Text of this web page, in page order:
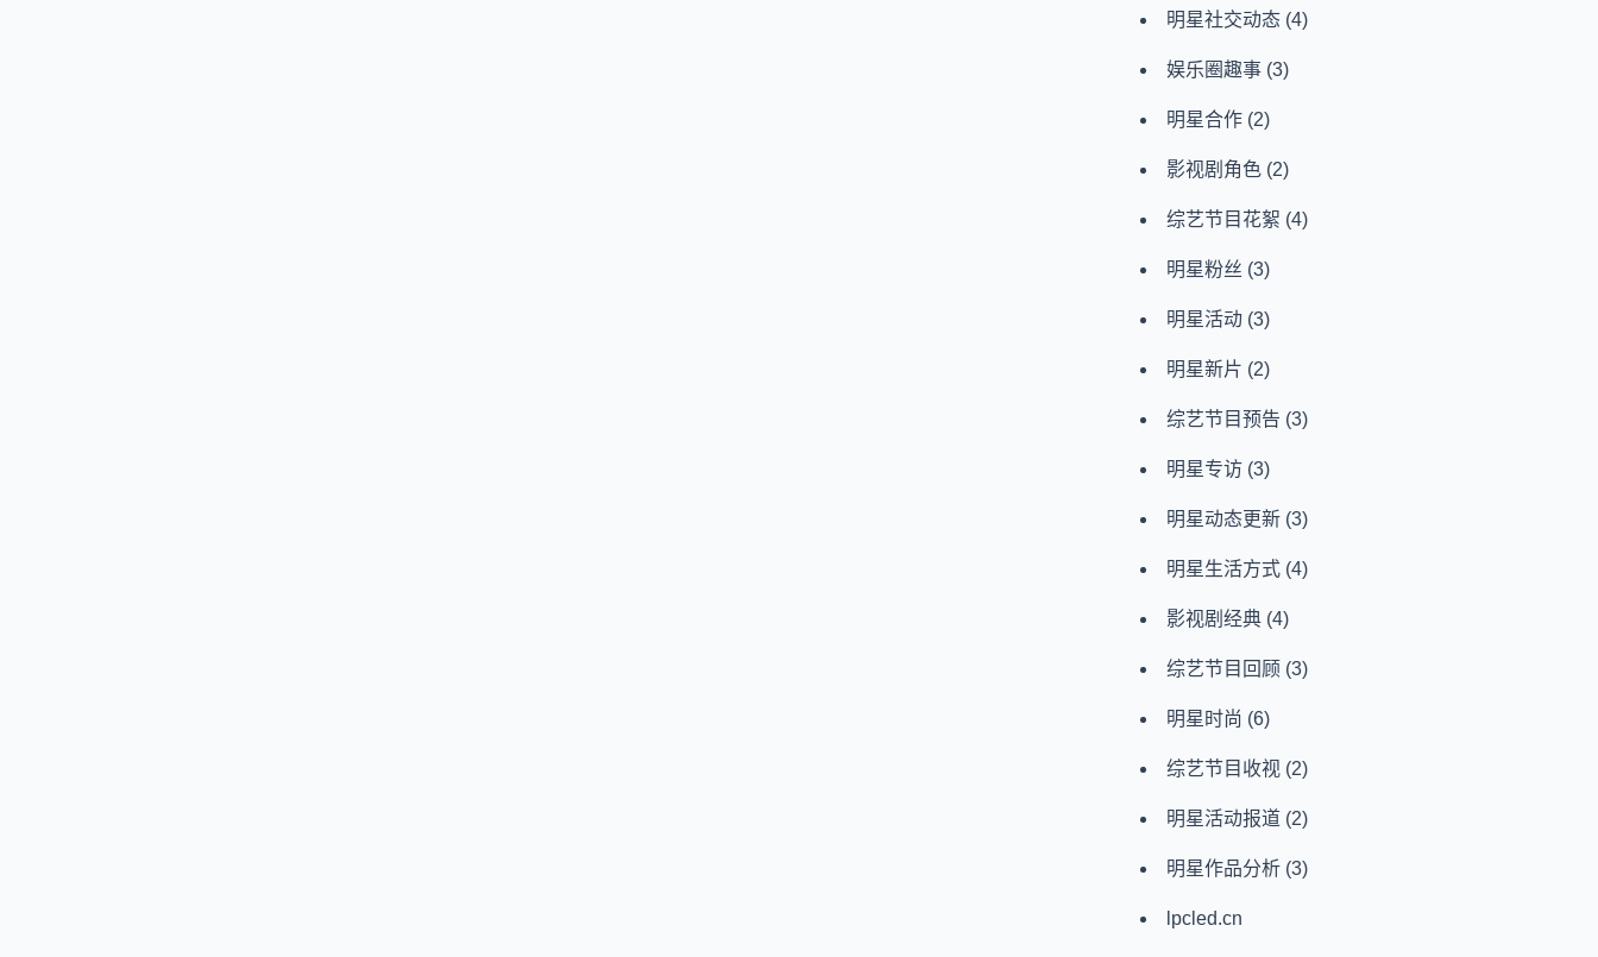
明星社交动态 (4)
娱乐圈趣事 (3)
明星合作 (2)
影视剧角色 (2)
综艺节目花絮 (4)
明星粉丝 (3)
明星活动 (3)
明星新片 (2)
综艺节目预告 (3)
明星专访 (3)
明星动态更新 (3)
明星生活方式 (4)
影视剧经典 (4)
综艺节目回顾 (3)
明星时尚 (6)
综艺节目收视 (2)
明星活动报道 (2)
明星作品分析 (3)
lpcled.cn